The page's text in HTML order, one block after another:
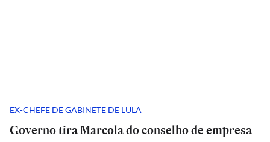
EX-CHEFE DE GABINETE DE LULA
Governo tira Marcola do conselho de empresa